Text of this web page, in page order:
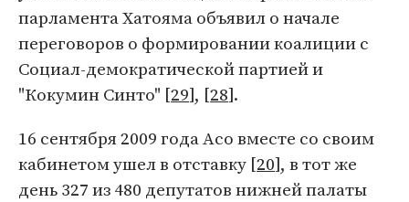
парламента Хатояма объявил о начале
переговоров о формировании коалиции с
Социал-демократической партией и
"Кокумин Синто" [29], [28].
16 сентября 2009 года Асо вместе со своим
кабинетом ушел в отставку [20], в тот же
день 327 из 480 депутатов нижней палаты